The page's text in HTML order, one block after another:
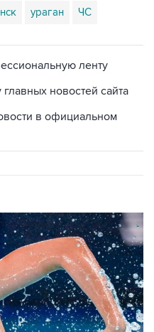
ураган ЧС
ленту
новостей сайта
в официальном